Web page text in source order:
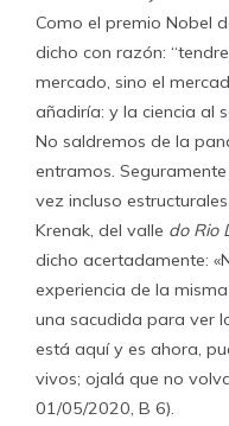
Como el premio Nobel
dicho con razón:
mercado, sino el
añadiría: y la ciencia al
No saldremos de la
entramos.
vez incluso
Krenak, del valle do Rio
dicho acertadamente:
experiencia de la
una sacudida para ver
está aquí y es ahora,
vivos; ojalá que no
01/05/2020, B 6).